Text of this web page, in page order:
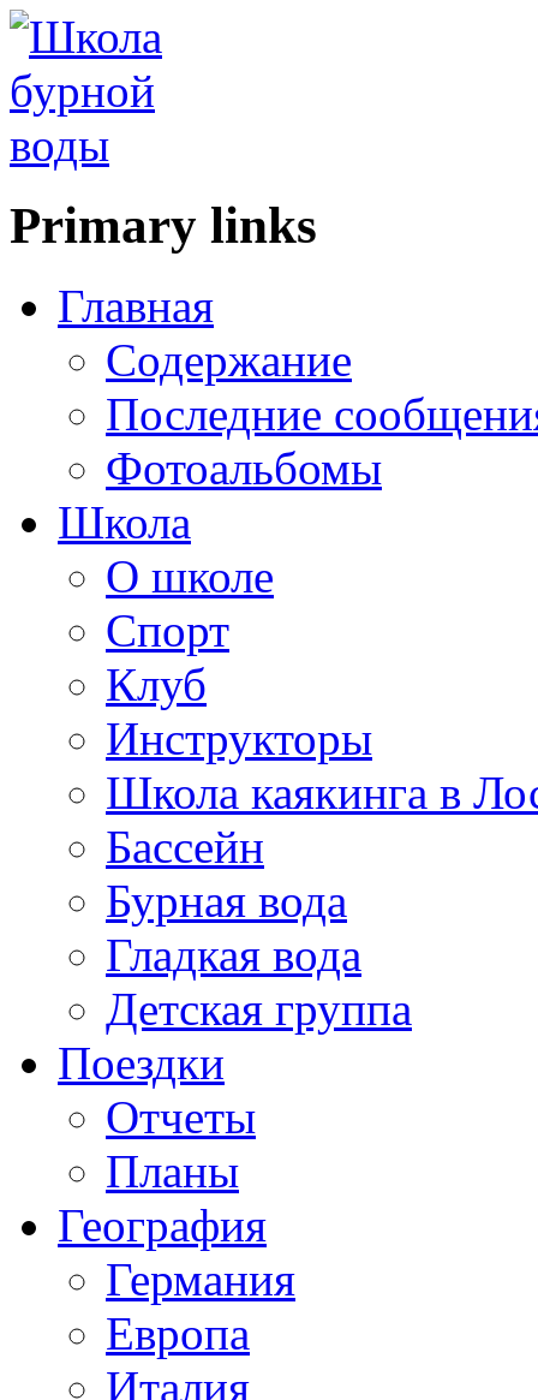
Primary links
Главная
Содержание
Последние
Фотоальбомы
Школа
О школе
Спорт
Клуб
Инструкторы
Школа каякинга в
Бассейн
Бурная вода
Гладкая вода
Детская группа
Поездки
Отчеты
Планы
География
Германия
Европа
Италия